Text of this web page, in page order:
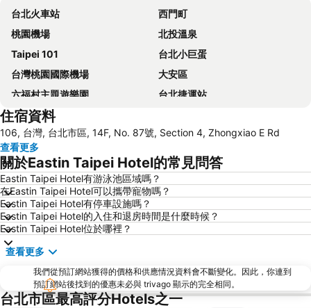
台北火車站
西門町
桃園機場
北投溫泉
Taipei 101
台北小巨蛋
台灣桃園國際機場
大安區
六福村主題遊樂園
台北捷運站
桃園高鐵站
新北投
烏來溫泉
陽明山
捷運中山站
捷運忠孝敦化站
大安森林公園
捷運忠孝復興站
內湖區
士林夜市
中正紀念堂
礁溪車站
桃園火車站
九份
台北世貿中心
台北市政府
羅東夜市
台北東區
住宿資料
106, 台灣, 台北市區, 14F, No. 87號, Section 4, Zhongxiao E Rd
查看更多
關於Eastin Taipei Hotel的常見問答
Eastin Taipei Hotel有游泳池區域嗎？
在Eastin Taipei Hotel可以攜帶寵物嗎？
Eastin Taipei Hotel有停車設施嗎？
Eastin Taipei Hotel的入住和退房時間是什麼時候？
Eastin Taipei Hotel位於哪裡？
查看更多
我們從預訂網站獲得的價格和供應情況資料會不斷變化。因此，你連到
預訂網站後找到的優惠未必與 trivago 顯示的完全相同。
台北市區最高評分Hotels之一